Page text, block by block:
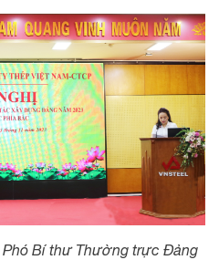
Bí thư Thường trực Đảng